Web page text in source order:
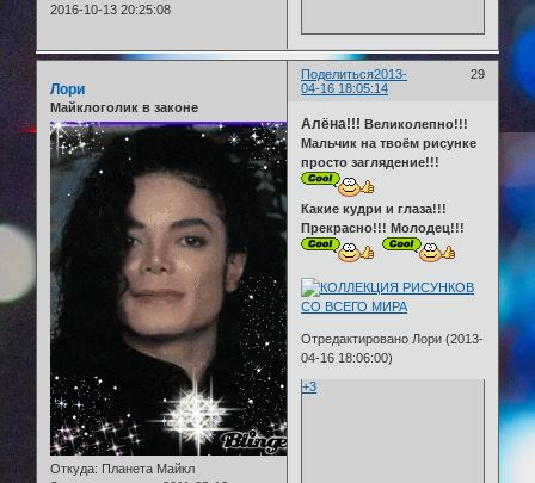
2016-10-13 20:25:08
Поделиться 29
2013-
04-16 18:05:14
Лори
Майклоголик в законе
Откуда: Планета Майкл
Алёна!!! Великолепно!!!
Мальчик на твоём рисунке
просто заглядение!!!
Какие кудри и глаза!!!
Прекрасно!!! Молодец!!!
Отредактировано Лори (2013-
04-16 18:06:00)
+3